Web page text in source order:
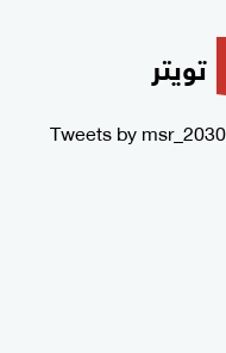
تويتر
Tweets by msr_2030